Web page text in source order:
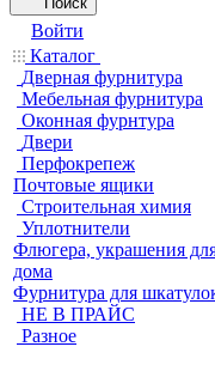
Войти
Каталог
Дверная фурнитура
Мебельная фурнитура
Оконная фурнтура
Двери
Перфокрепеж
Почтовые ящики
Строительная химия
Уплотнители
Флюгера, украшения
дома
Фурнитура для
НЕ В ПРАЙС
Разное